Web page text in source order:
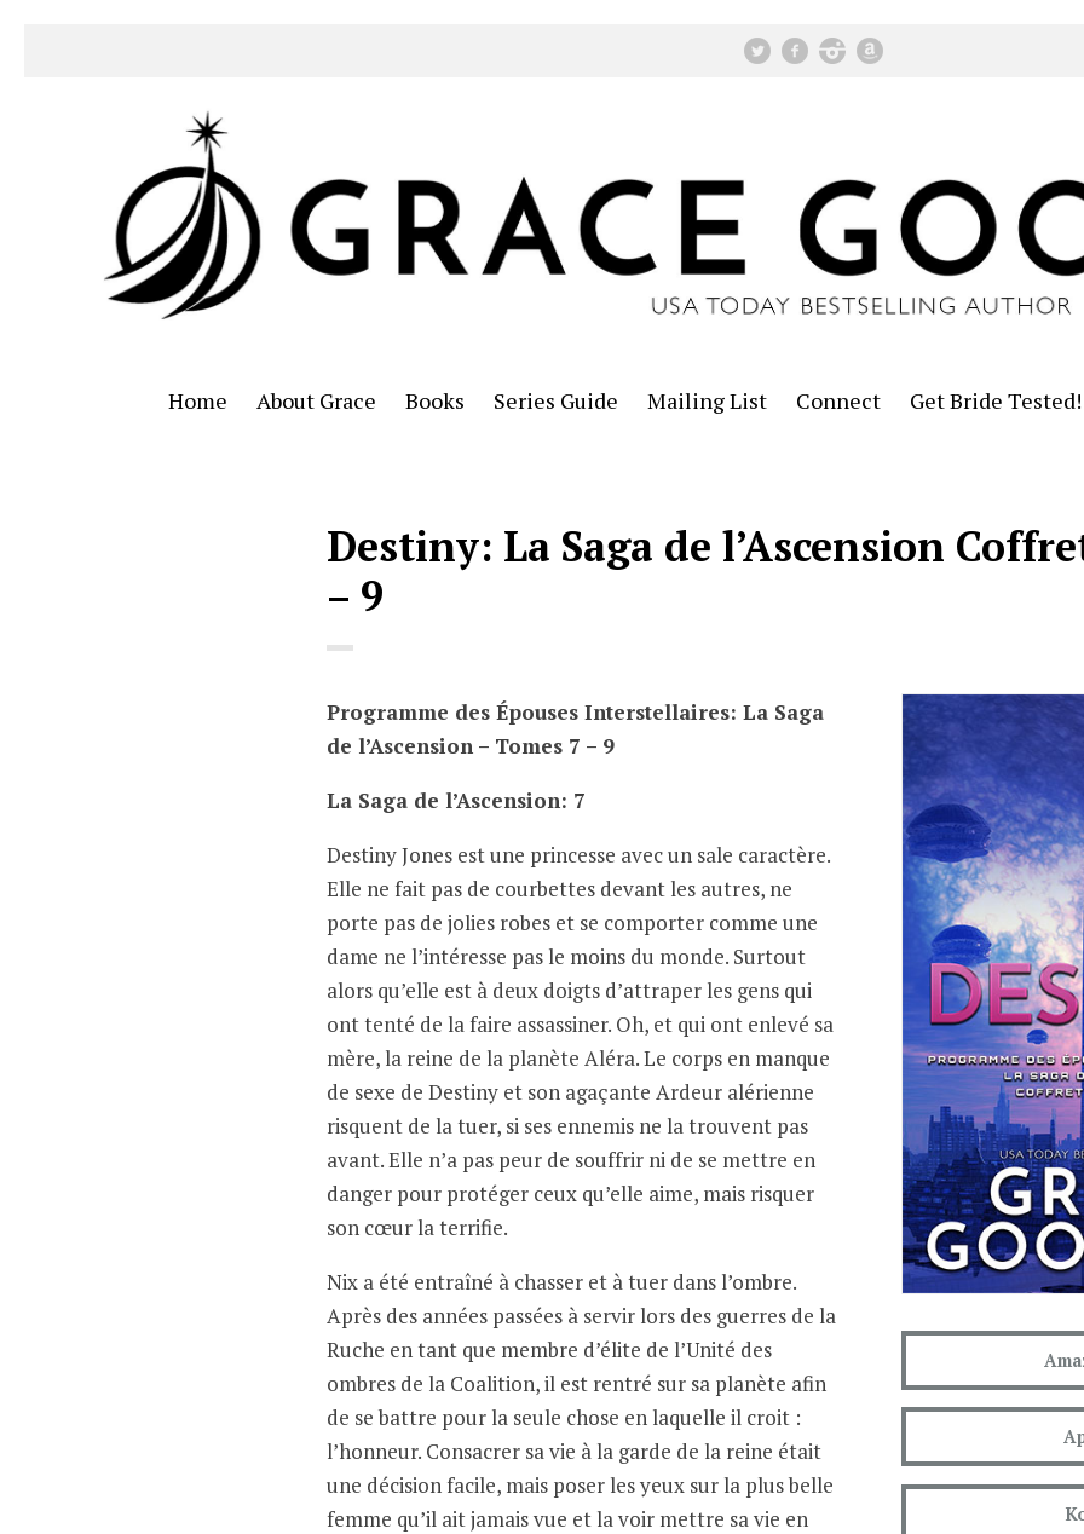
Home About Grace Books Series Guide Mailing List Connect Get Bride Tested!
Destiny: La Saga de l’Ascension
– 9
Programme des Épouses Interstellaires: La Saga
de l’Ascension – Tomes 7 – 9
La Saga de l’Ascension: 7
Destiny Jones est une princesse avec un sale caractère.
Elle ne fait pas de courbettes devant les autres, ne
porte pas de jolies robes et se comporter comme une
dame ne l’intéresse pas le moins du monde. Surtout
alors qu’elle est à deux doigts d’attraper les gens qui
ont tenté de la faire assassiner. Oh, et qui ont enlevé sa
mère, la reine de la planète Aléra. Le corps en manque
de sexe de Destiny et son agaçante Ardeur alérienne
risquent de la tuer, si ses ennemis ne la trouvent pas
avant. Elle n’a pas peur de souffrir ni de se mettre en
danger pour protéger ceux qu’elle aime, mais risquer
son cœur la terrifie.
Nix a été entraîné à chasser et à tuer dans l’ombre.
Après des années passées à servir lors des guerres de la
Ruche en tant que membre d’élite de l’Unité des
ombres de la Coalition, il est rentré sur sa planète afin
de se battre pour la seule chose en laquelle il croit :
l’honneur. Consacrer sa vie à la garde de la reine était
une décision facile, mais poser les yeux sur la plus belle
femme qu’il ait jamais vue et la voir mettre sa vie en